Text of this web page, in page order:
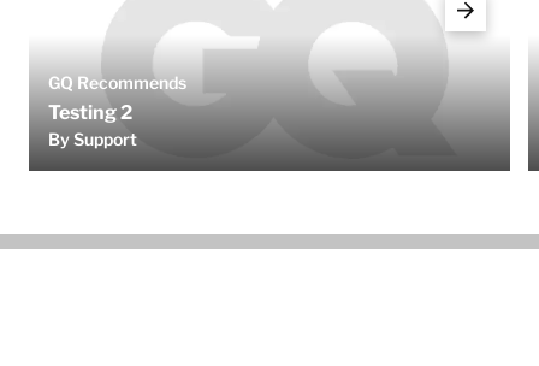
GQ Recommends
Testing 2
By Support